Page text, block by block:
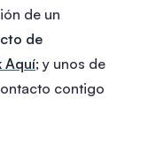
de un
de
Aquí; y unos de
contigo